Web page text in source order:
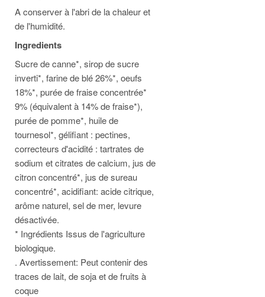
A conserver à l'abri de la chaleur et
de l'humidité.
Ingredients
Sucre de canne*, sirop de sucre
inverti*, farine de blé 26%*, oeufs
18%*, purée de fraise concentrée*
9% (équivalent à 14% de fraise*),
purée de pomme*, huile de
tournesol*, gélifiant : pectines,
correcteurs d'acidité : tartrates de
sodium et citrates de calcium, jus de
citron concentré*, jus de sureau
concentré*, acidifiant: acide citrique,
arôme naturel, sel de mer, levure
désactivée.
* Ingrédients Issus de l'agriculture
biologique.
. Avertissement: Peut contenir des
traces de lait, de soja et de fruits à
coque